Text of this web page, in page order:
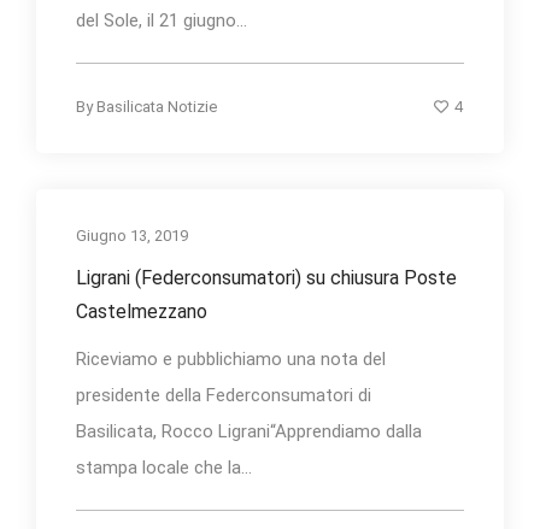
del Sole, il 21 giugno...
By Basilicata Notizie 4
Giugno 13, 2019
Ligrani (Federconsumatori) su chiusura Poste
Castelmezzano
Riceviamo e pubblichiamo una nota del
presidente della Federconsumatori di
Basilicata, Rocco Ligrani“Apprendiamo dalla
stampa locale che la...